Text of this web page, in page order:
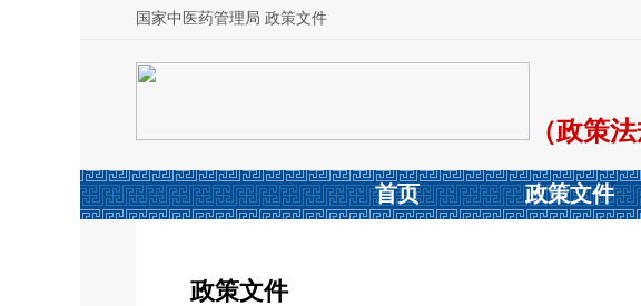
国家中医药管理局 政策文件
（政策
首页 政策文件
政策文件